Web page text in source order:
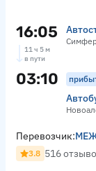
16:05
11 ч 5 м
в пути
03:10
Перевозчик:
3.8 516